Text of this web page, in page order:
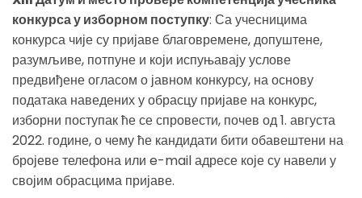
конкурса у изборном поступку: Са учесницима
конкурса чије су пријаве благовремене, допуштене,
разумљиве, потпуне и који испуњавају услове
предвиђене огласом о јавном конкурсу, на основу
података наведених у обрасцу пријаве на конкурс,
изборни поступак ће се спровести, почев од 1. августа
2022. године, о чему ће кандидати бити обавештени на
бројеве телефона или e-mail адресе које су навели у
својим обрасцима пријаве.